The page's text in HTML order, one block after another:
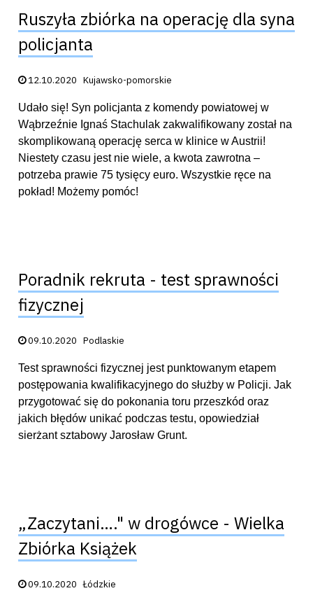
Ruszyła zbiórka na operację dla syna
policjanta
Data publikacji:
12.10.2020 Kujawsko-pomorskie
Udało się! Syn policjanta z komendy powiatowej w
Wąbrzeźnie Ignaś Stachulak zakwalifikowany został na
skomplikowaną operację serca w klinice w Austrii!
Niestety czasu jest nie wiele, a kwota zawrotna –
potrzeba prawie 75 tysięcy euro. Wszystkie ręce na
pokład! Możemy pomóc!
Poradnik rekruta - test sprawności
fizycznej
Data publikacji:
09.10.2020 Podlaskie
Test sprawności fizycznej jest punktowanym etapem
postępowania kwalifikacyjnego do służby w Policji. Jak
przygotować się do pokonania toru przeszkód oraz
jakich błędów unikać podczas testu, opowiedział
sierżant sztabowy Jarosław Grunt.
„Zaczytani…." w drogówce - Wielka
Zbiórka Książek
Data publikacji:
09.10.2020 Łódzkie